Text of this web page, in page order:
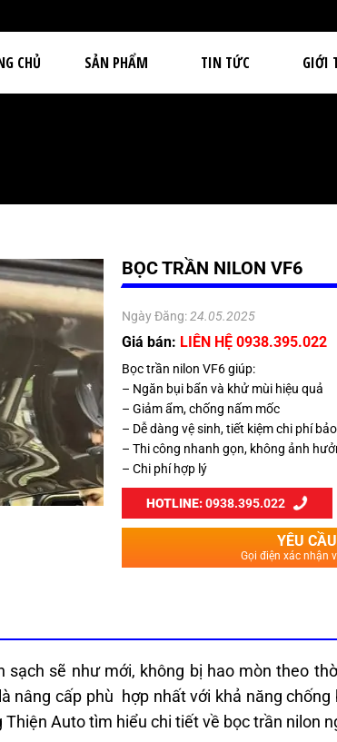
CHỦ SẢN PHẨM TIN TỨC GIỚI
BỌC TRẦN NILON VF6
Ngày Đăng:24.05.2025
Giá bán: LIÊN HỆ 0938.395.022
Bọc trần nilon VF6 giúp:
– Ngăn bụi bẩn và khử mùi hiệu quả
– Giảm ẩm, chống nấm mốc
– Dễ dàng vệ sinh, tiết kiệm chi phí
– Thi công nhanh gọn, không ảnh
– Chi phí hợp lý
HOTLINE:0938.395.022
YÊU
Gọi điện xác nhận
sạch sẽ như mới, không bị hao mòn theo
là nâng cấp phù hợp nhất với khả năng
Thiện Auto tìm hiểu chi tiết về bọc trần nilon